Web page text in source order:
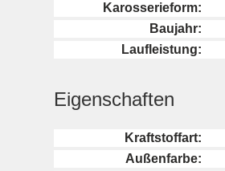
Karosserieform:
Baujahr:
Laufleistung:
Eigenschaften
Kraftstoffart:
Außenfarbe: